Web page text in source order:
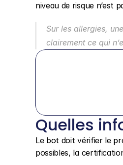
niveau de risque n’est
Sur les allergies,
clairement ce qui
Quelles
Le bot doit vérifier le
possibles, la